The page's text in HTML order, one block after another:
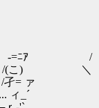
＝=
ドー
え⌒メ
イr ^ー
'__乙
《 {